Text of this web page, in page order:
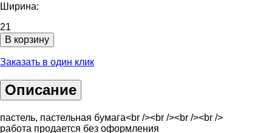
Ширина:
21
В корзину
Заказать в один клик
Описание
пастель, пастельная бумага<br /><br /><br /><br />
работа продается без оформления